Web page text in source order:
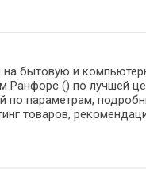
на бытовую и
Ранфорс () по лучшей
по параметрам,
товаров,